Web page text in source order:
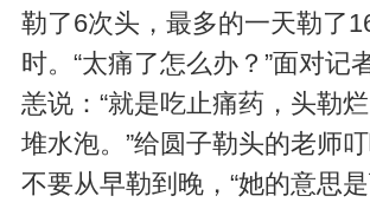
勒了6次头，最多的一天勒了
时。“太痛了怎么办？”面对记
恙说：“就是吃止痛药，头勒
堆水泡。”给圆子勒头的老师
不要从早勒到晚，“她的意思